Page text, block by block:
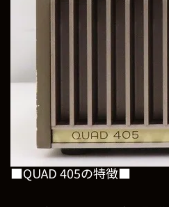
■QUAD 405の特徴■